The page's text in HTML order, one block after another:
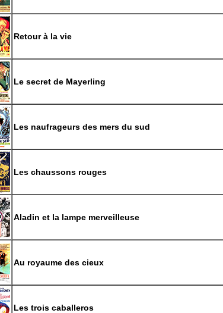
Retour à la vie
Le secret de Mayerling
Les naufrageurs des mers du sud
Les chaussons rouges
Aladin et la lampe merveilleuse
Au royaume des cieux
Les trois caballeros